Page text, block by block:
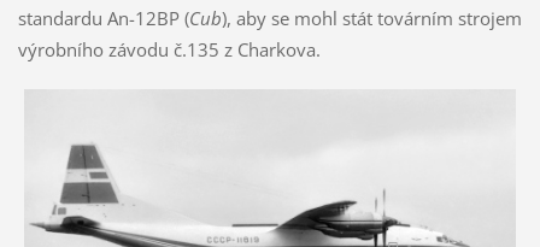
standardu An-12BP (Cub), aby se mohl stát továrním strojem
výrobního závodu č.135 z Charkova.